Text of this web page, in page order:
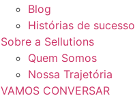
Blog
Histórias de sucesso
Sobre a Sellutions
Quem Somos
Nossa Trajetória
VAMOS CONVERSAR